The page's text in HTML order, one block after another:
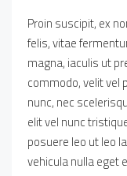
Proin suscipit, ex
felis, vitae
magna, iaculis ut
commodo, velit
nunc, nec
elit vel nunc
posuere leo ut leo
vehicula nulla eget